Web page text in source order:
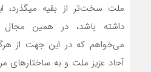
ملت سخت‌تر از بقیه میگذرد،
داشته باشد، در همین مجال
می‌خواهم که در این جهت از
آحاد عزیز ملت و به ساختارهای